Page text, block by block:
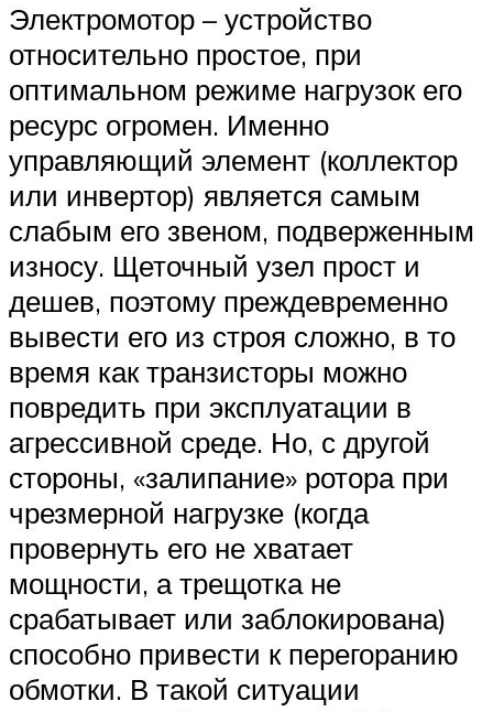
Электромотор – устройство
относительно простое, при
оптимальном режиме нагрузок его
ресурс огромен. Именно
управляющий элемент (коллектор
или инвертор) является самым
слабым его звеном, подверженным
износу. Щеточный узел прост и
дешев, поэтому преждевременно
вывести его из строя сложно, в то
время как транзисторы можно
повредить при эксплуатации в
агрессивной среде. Но, с другой
стороны, «залипание» ротора при
чрезмерной нагрузке (когда
провернуть его не хватает
мощности, а трещотка не
срабатывает или заблокирована)
способно привести к перегоранию
обмотки. В такой ситуации